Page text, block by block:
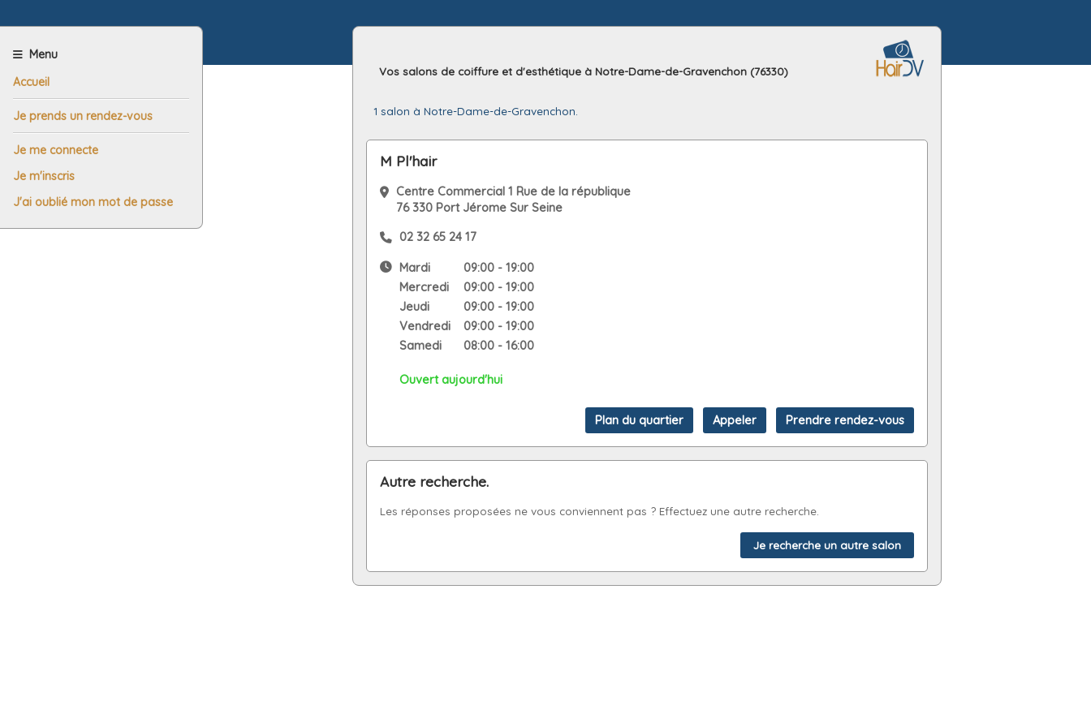
Vos salons de coiffure et d'esthétique à Notre-Dame-de-Gravenchon (76330)
1 salon à Notre-Dame-de-Gravenchon.
M Pl'hair
Centre Commercial 1 Rue de la république
76 330 Port Jérome Sur Seine
02 32 65 24 17
Mardi
09:00 - 19:00
Mercredi
09:00 - 19:00
Jeudi
09:00 - 19:00
Vendredi
09:00 - 19:00
Samedi
08:00 - 16:00
Ouvert aujourd'hui
Autre recherche.
Les réponses proposées ne vous conviennent pas ? Effectuez une autre recherche.
Je recherche un autre salon
Menu
Accueil
Je prends un rendez-vous
Je me connecte
Je m'inscris
J'ai oublié mon mot de passe